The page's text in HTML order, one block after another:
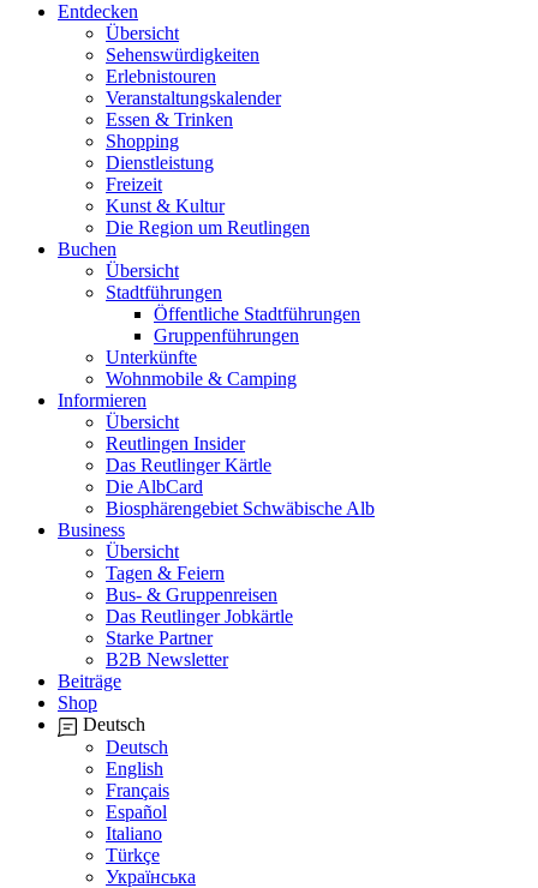
Entdecken
Übersicht
Sehenswürdigkeiten
Erlebnistouren
Veranstaltungskalender
Essen & Trinken
Shopping
Dienstleistung
Freizeit
Kunst & Kultur
Die Region um Reutlingen
Buchen
Übersicht
Stadtführungen
Öffentliche Stadtführungen
Gruppenführungen
Unterkünfte
Wohnmobile & Camping
Informieren
Übersicht
Reutlingen Insider
Das Reutlinger Kärtle
Die AlbCard
Biosphärengebiet Schwäbische Alb
Business
Übersicht
Tagen & Feiern
Bus- & Gruppenreisen
Das Reutlinger Jobkärtle
Starke Partner
B2B Newsletter
Beiträge
Shop
Deutsch
Deutsch
English
Français
Español
Italiano
Türkçe
Українська